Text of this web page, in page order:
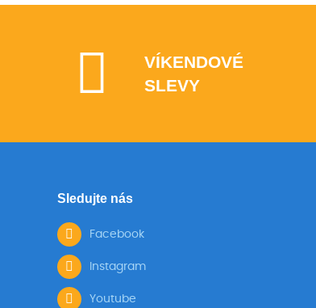
VÍKENDOVÉ
SLEVY
Sledujte nás
Facebook
Instagram
Youtube